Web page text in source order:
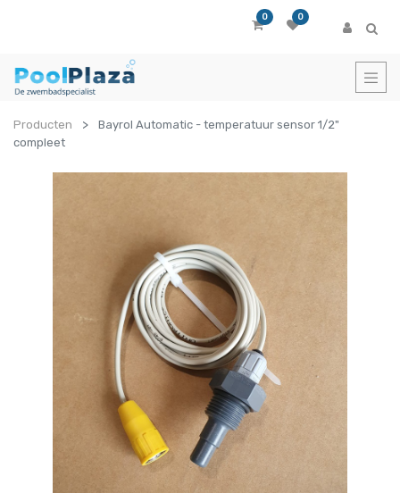
0 0
Producten
Bayrol Automatic - temperatuur sensor 1/2"
compleet